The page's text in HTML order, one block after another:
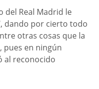
del Real Madrid le
dando por cierto todo
otras cosas que la
pues en ningún
al reconocido